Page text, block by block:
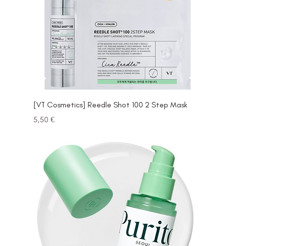
[VT Cosmetics] Reedle Shot 100 2 Step Mask
Prezzo
5,50 €